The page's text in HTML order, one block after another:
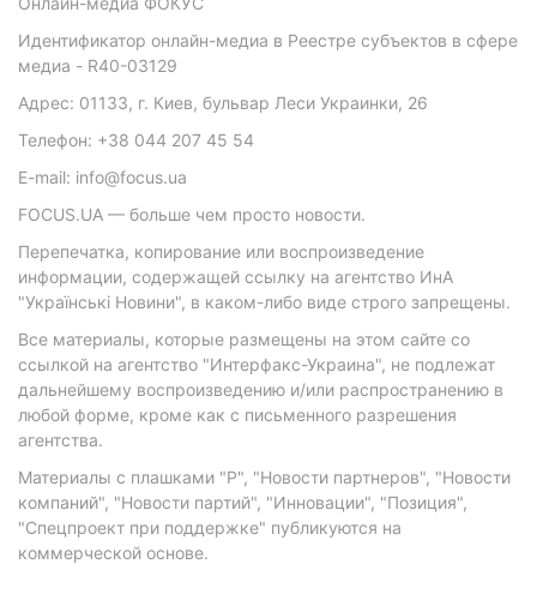
Идентификатор онлайн-медиа в Реестре субъектов в сфере
медиа - R40-03129
Адрес: 01133, г. Киев, бульвар Леси Украинки, 26
Телефон: +38 044 207 45 54
E-mail: info@focus.ua
FOCUS.UA — больше чем просто новости.
Перепечатка, копирование или воспроизведение
информации, содержащей ссылку на агентство ИнА
"Українські Новини", в каком-либо виде строго запрещены.
Все материалы, которые размещены на этом сайте со
ссылкой на агентство "Интерфакс-Украина", не подлежат
дальнейшему воспроизведению и/или распространению в
любой форме, кроме как с письменного разрешения
агентства.
Материалы с плашками "Р", "Новости партнеров", "Новости
компаний", "Новости партий", "Инновации", "Позиция",
"Спецпроект при поддержке" публикуются на
коммерческой основе.